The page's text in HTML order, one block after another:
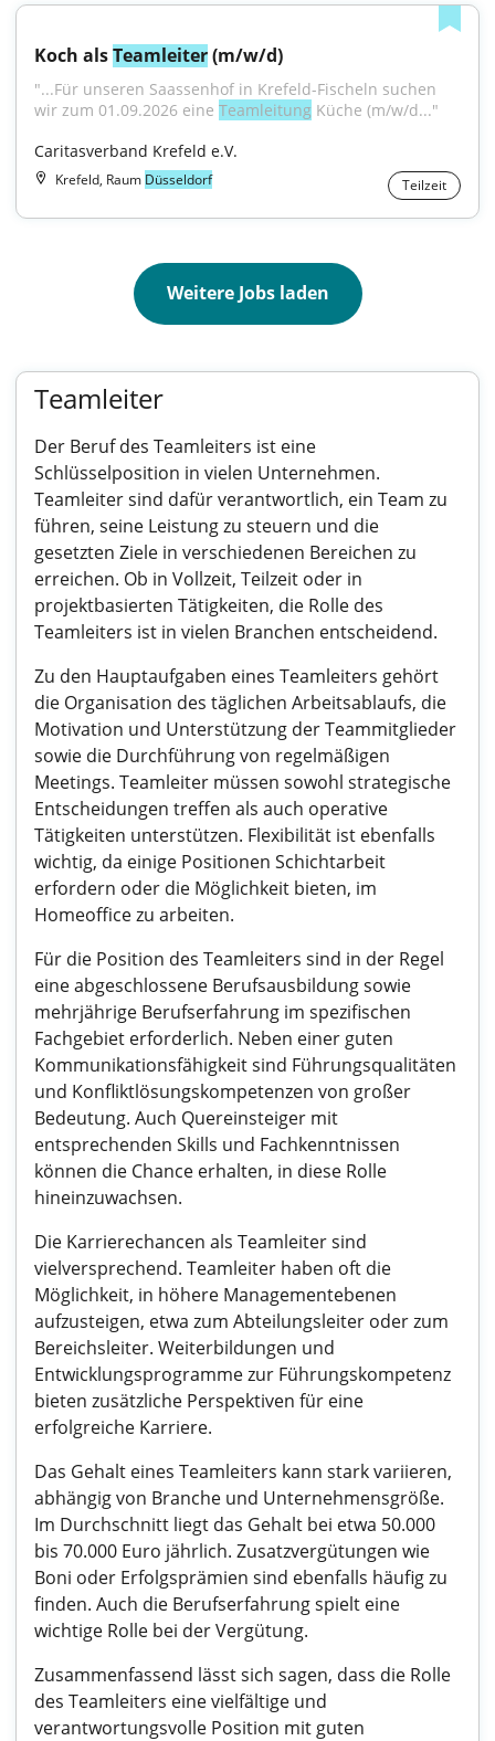
Koch als Teamleiter (m/w/d)
"...Für unseren Saassenhof in Krefeld-Fischeln suchen
wir zum 01.09.2026 eine Teamleitung Küche (m/w/d..."
Caritasverband Krefeld e.V.
Krefeld, Raum Düsseldorf Teilzeit
Weitere Jobs laden
Teamleiter
Der Beruf des Teamleiters ist eine
Schlüsselposition in vielen Unternehmen.
Teamleiter sind dafür verantwortlich, ein Team zu
führen, seine Leistung zu steuern und die
gesetzten Ziele in verschiedenen Bereichen zu
erreichen. Ob in Vollzeit, Teilzeit oder in
projektbasierten Tätigkeiten, die Rolle des
Teamleiters ist in vielen Branchen entscheidend.
Zu den Hauptaufgaben eines Teamleiters gehört
die Organisation des täglichen Arbeitsablaufs, die
Motivation und Unterstützung der Teammitglieder
sowie die Durchführung von regelmäßigen
Meetings. Teamleiter müssen sowohl strategische
Entscheidungen treffen als auch operative
Tätigkeiten unterstützen. Flexibilität ist ebenfalls
wichtig, da einige Positionen Schichtarbeit
erfordern oder die Möglichkeit bieten, im
Homeoffice zu arbeiten.
Für die Position des Teamleiters sind in der Regel
eine abgeschlossene Berufsausbildung sowie
mehrjährige Berufserfahrung im spezifischen
Fachgebiet erforderlich. Neben einer guten
Kommunikationsfähigkeit sind Führungsqualitäten
und Konfliktlösungskompetenzen von großer
Bedeutung. Auch Quereinsteiger mit
entsprechenden Skills und Fachkenntnissen
können die Chance erhalten, in diese Rolle
hineinzuwachsen.
Die Karrierechancen als Teamleiter sind
vielversprechend. Teamleiter haben oft die
Möglichkeit, in höhere Managementebenen
aufzusteigen, etwa zum Abteilungsleiter oder zum
Bereichsleiter. Weiterbildungen und
Entwicklungsprogramme zur Führungskompetenz
bieten zusätzliche Perspektiven für eine
erfolgreiche Karriere.
Das Gehalt eines Teamleiters kann stark variieren,
abhängig von Branche und Unternehmensgröße.
Im Durchschnitt liegt das Gehalt bei etwa 50.000
bis 70.000 Euro jährlich. Zusatzvergütungen wie
Boni oder Erfolgsprämien sind ebenfalls häufig zu
finden. Auch die Berufserfahrung spielt eine
wichtige Rolle bei der Vergütung.
Zusammenfassend lässt sich sagen, dass die Rolle
des Teamleiters eine vielfältige und
verantwortungsvolle Position mit guten